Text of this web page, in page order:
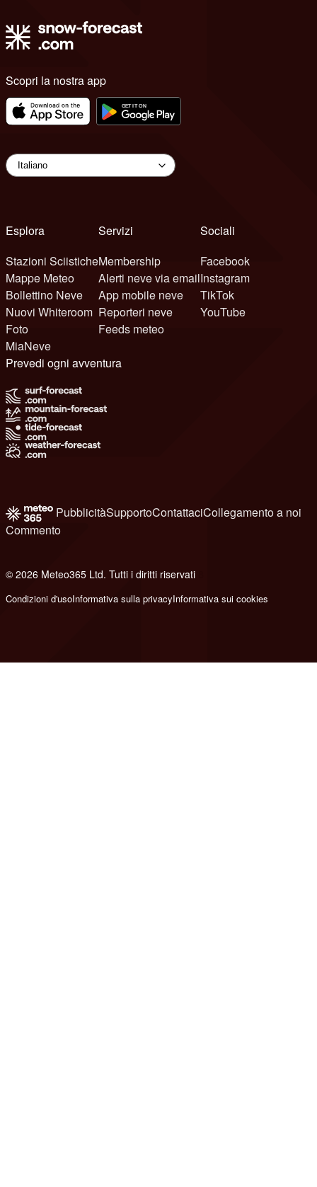
Scopri la nostra app
Esplora
Stazioni Sciistiche
Mappe Meteo
Bollettino Neve
Nuovi Whiteroom
Foto
MiaNeve
Servizi
Membership
Alerti neve via email
App mobile neve
Reporteri neve
Feeds meteo
Sociali
Facebook
Instagram
TikTok
YouTube
Prevedi ogni avventura
PubblicitàSupportoContattaciCollegamento a noi
Commento
© 2026 Meteo365 Ltd. Tutti i diritti riservati
Condizioni d'usoInformativa sulla privacyInformativa sui cookies